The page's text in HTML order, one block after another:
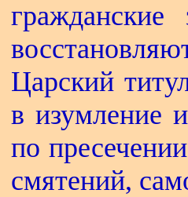
Царский
в изумление
по
смятений,